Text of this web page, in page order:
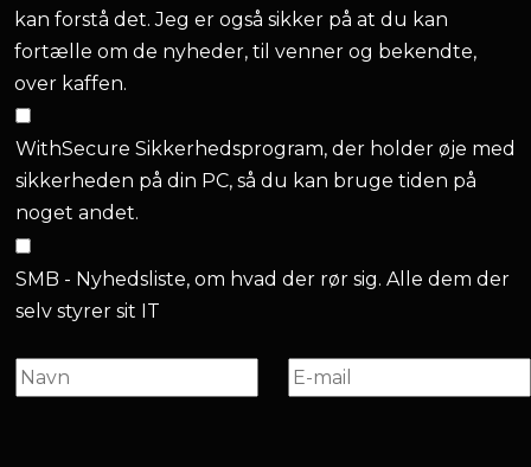
kan forstå det. Jeg er også sikker på at du kan
fortælle om de nyheder, til venner og bekendte,
over kaffen.
WithSecure Sikkerhedsprogram, der holder øje med
sikkerheden på din PC, så du kan bruge tiden på
noget andet.
SMB - Nyhedsliste, om hvad der rør sig. Alle dem der
selv styrer sit IT